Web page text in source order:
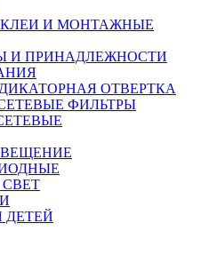
И МОНТАЖНЫЕ
И ПРИНАДЛЕЖНОСТИ
ОТВЕРТКА
ФИЛЬТРЫ
ДЕТЕЙ